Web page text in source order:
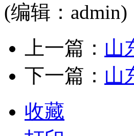
(编辑：admin)
上一篇： 山
下一篇： 山
收藏